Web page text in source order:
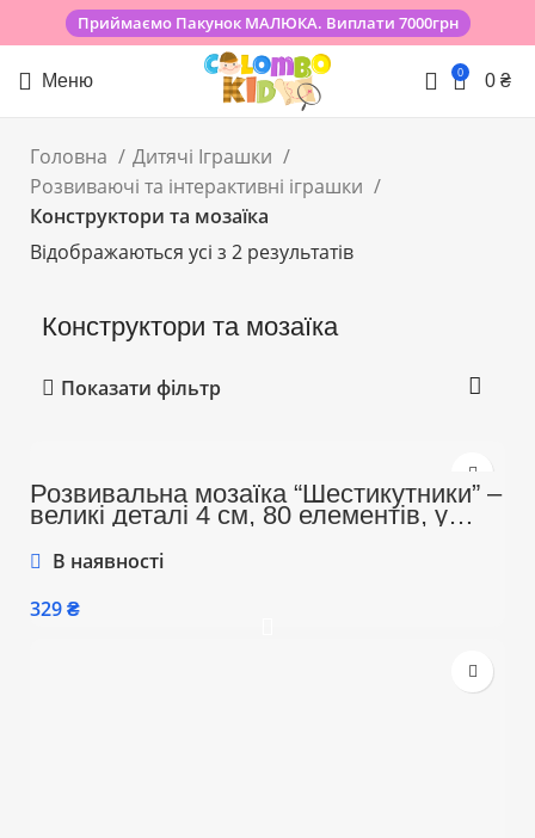
Приймаємо Пакунок МАЛЮКА. Виплати 7000грн
Меню 0 0 ₴
Головна
Дитячі Іграшки
Розвиваючі та інтерактивні іграшки
Конструктори та мозаїка
Відображаються усі з 2 результатів
Конструктори та мозаїка
Показати фільтр
Розвивальна мозаїка “Шестикутники” –
великі деталі 4 см, 80 елементів, у
подарунковій коробці
В наявності
₴